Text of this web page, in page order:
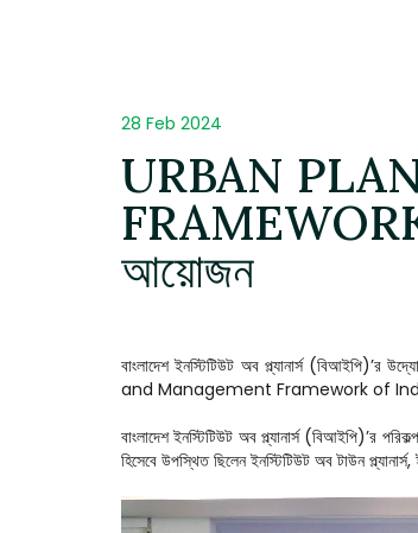
28 Feb 2024
URBAN
FRAMEWORK
আয়োজন
বাংলাদেশ ইনস্টিটিউট অব প্ল্যানার্স (বিআইপি)’র
and Management Framework of India
বাংলাদেশ ইনস্টিটিউট অব প্ল্যানার্স (বিআইপি)’র
হিসেবে উপস্থিত ছিলেন ইনস্টিটিউট অব টাউন